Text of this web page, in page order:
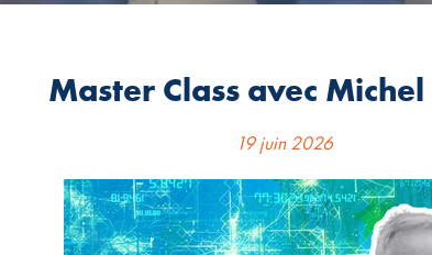
Master Class avec
19 juin 2026